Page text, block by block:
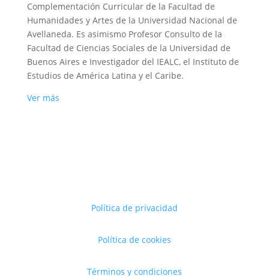
Complementación Curricular de la Facultad de
Humanidades y Artes de la Universidad Nacional de
Avellaneda. Es asimismo Profesor Consulto de la
Facultad de Ciencias Sociales de la Universidad de
Buenos Aires e Investigador del IEALC, el Instituto de
Estudios de América Latina y el Caribe.
Ver más
Política de privacidad
Política de cookies
Términos y condiciones